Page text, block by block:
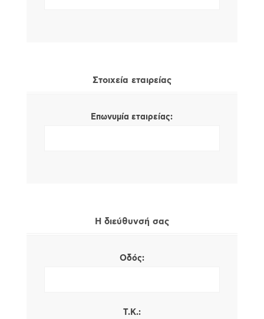
Στοιχεία εταιρείας
Επωνυμία εταιρείας:
Η διεύθυνσή σας
Οδός:
Τ.Κ.: